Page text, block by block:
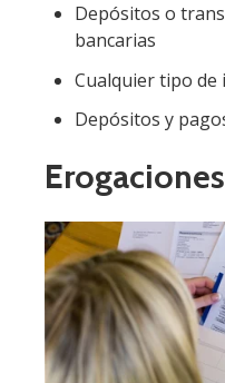
Depósitos o
bancarias
Cualquier tipo
Depósitos y